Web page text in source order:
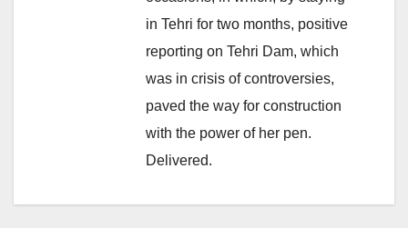
in Tehri for two months, positive
reporting on Tehri Dam, which
was in crisis of controversies,
paved the way for construction
with the power of her pen.
Delivered.